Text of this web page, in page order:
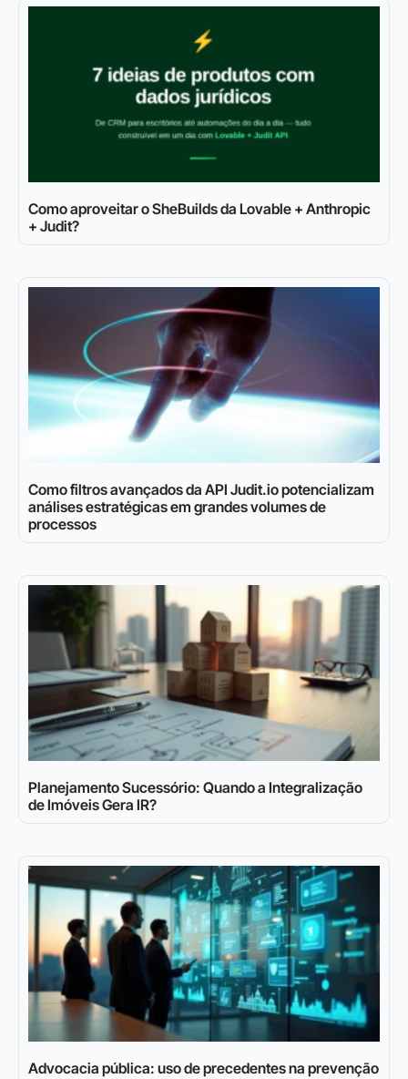
Como aproveitar o SheBuilds da Lovable + Anthropic
+ Judit?
Como filtros avançados da API Judit.io potencializam
análises estratégicas em grandes volumes de
processos
Planejamento Sucessório: Quando a Integralização
de Imóveis Gera IR?
Advocacia pública: uso de precedentes na prevenção